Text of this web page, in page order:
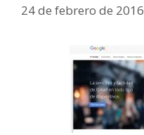
24 de febrero de 2016